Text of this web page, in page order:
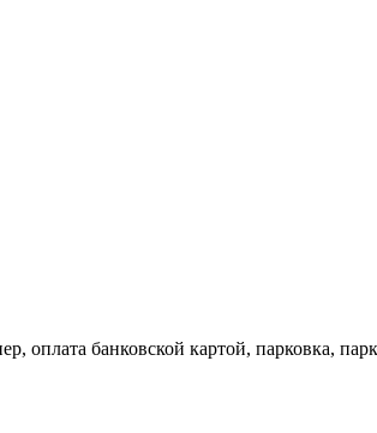
банковской картой, парковка,